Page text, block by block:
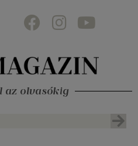
az olvasókig